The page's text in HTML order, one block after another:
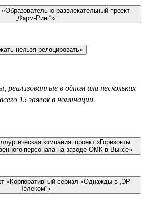
развлекательный проект
„Фарм-Ринг“»
нельзя релоцировать»
реализованные в одном или нескольких
15 заявок в номинации.
компания, проект «Горизонты
персонала на заводе ОМК в Выксе»
«Корпоративный сериал «Однажды в „ЭР-
Телеком“»